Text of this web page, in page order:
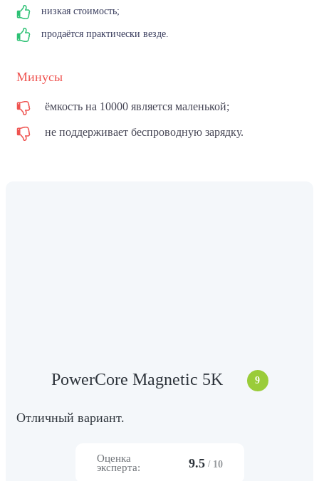
низкая стоимость;
продаётся практически везде.
Минусы
ёмкость на 10000 является маленькой;
не поддерживает беспроводную зарядку.
PowerCore Magnetic 5K 9
Отличный вариант.
Оценка
эксперта:
9.5 / 10